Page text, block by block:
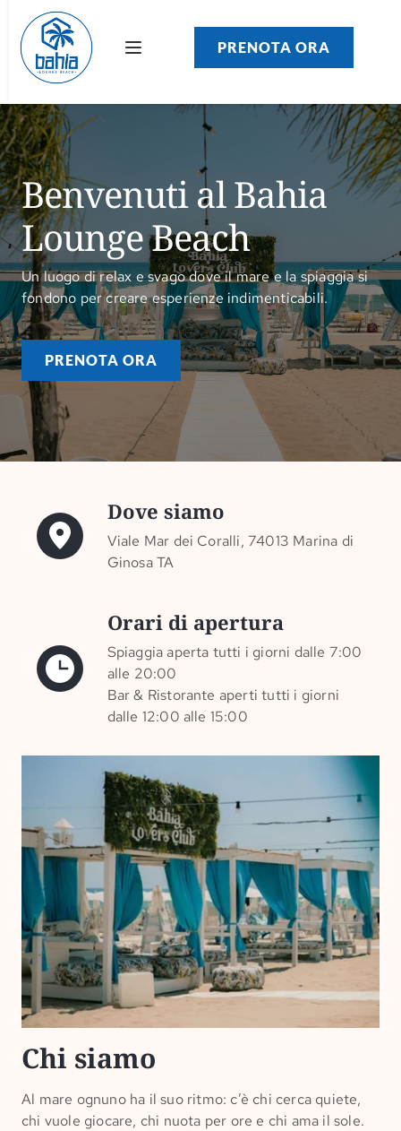
PRENOTA ORA
Benvenuti al Bahia
Lounge Beach
Un luogo di relax e svago dove il mare e la spiaggia si
fondono per creare esperienze indimenticabili.
PRENOTA ORA
Dove siamo
Viale Mar dei Coralli, 74013 Marina di
Ginosa TA
Orari di apertura
Spiaggia aperta tutti i giorni dalle 7:00
alle 20:00
Bar & Ristorante aperti tutti i giorni
dalle 12:00 alle 15:00
Chi siamo
Al mare ognuno ha il suo ritmo: c’è chi cerca quiete,
chi vuole giocare, chi nuota per ore e chi ama il sole.